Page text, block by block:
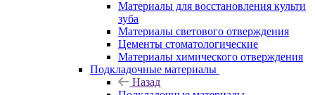
Материалы для восстановления культи
зуба
Материалы светового отверждения
Цементы стоматологические
Материалы химического отверждения
Подкладочные материалы
Назад